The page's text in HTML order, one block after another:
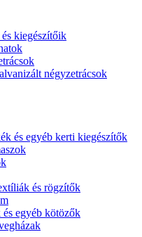
kiegészítőik
négyzetrácsok
és egyéb kerti kiegészítők
és rögzítők
egyéb kötözők